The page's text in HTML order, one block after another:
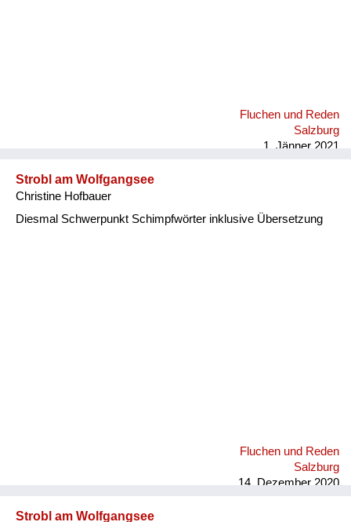
Fluchen und Reden
Salzburg
1. Jänner 2021
Strobl am Wolfgangsee
Christine Hofbauer
Diesmal Schwerpunkt Schimpfwörter inklusive Übersetzung
Fluchen und Reden
Salzburg
14. Dezember 2020
Strobl am Wolfgangsee